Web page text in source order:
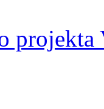
projekta